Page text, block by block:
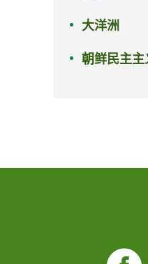
大洋洲
朝鲜民主主